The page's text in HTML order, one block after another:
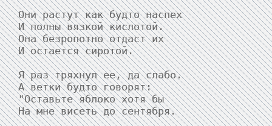
Они растут как будто наспех
И полны вязкой кислотой.
Она безропотно отдаст их
И остается сиротой.
Я раз тряхнул ее, да слабо.
А ветки будто говорят:
"Оставьте яблоко хотя бы
На мне висеть до сентября.